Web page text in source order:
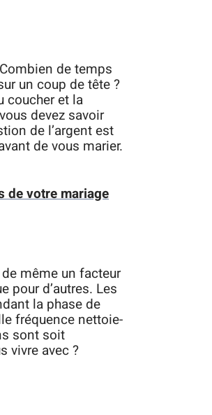
de temps
un coup de tête ?
coucher et la
devez savoir
de l’argent est
de vous marier.
de votre mariage
même un facteur
pour d’autres. Les
la phase de
fréquence nettoie-
sont soit
vivre avec ?